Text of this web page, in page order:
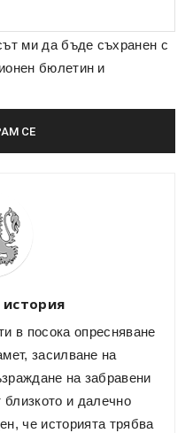
ми да бъде съхранен с
бюлетин и
история
в посока опресняване
засилване на
на забравени
близкото и далечно
че историята трябва